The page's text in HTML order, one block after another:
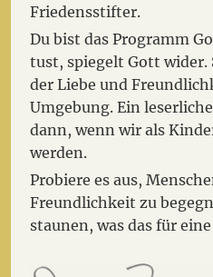
Friedensstifter.
Du bist das Programm
tust, spiegelt Gott wider.
der Liebe und
Umgebung. Ein
dann, wenn wir als
werden.
Probiere es aus,
Freundlichkeit zu
staunen, was das für